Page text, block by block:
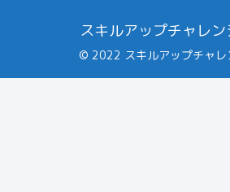
スキルアップチャレ
© 2022 スキルアップチャレ